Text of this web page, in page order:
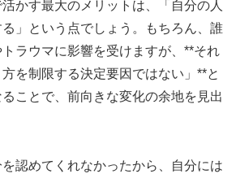
かす最大のメリットは、「自分の人
」という点でしょう。もちろん、誰
ラウマに影響を受けますが、**それ
を制限する決定要因ではない」**と
ことで、前向きな変化の余地を見出
認めてくれなかったから、自分には